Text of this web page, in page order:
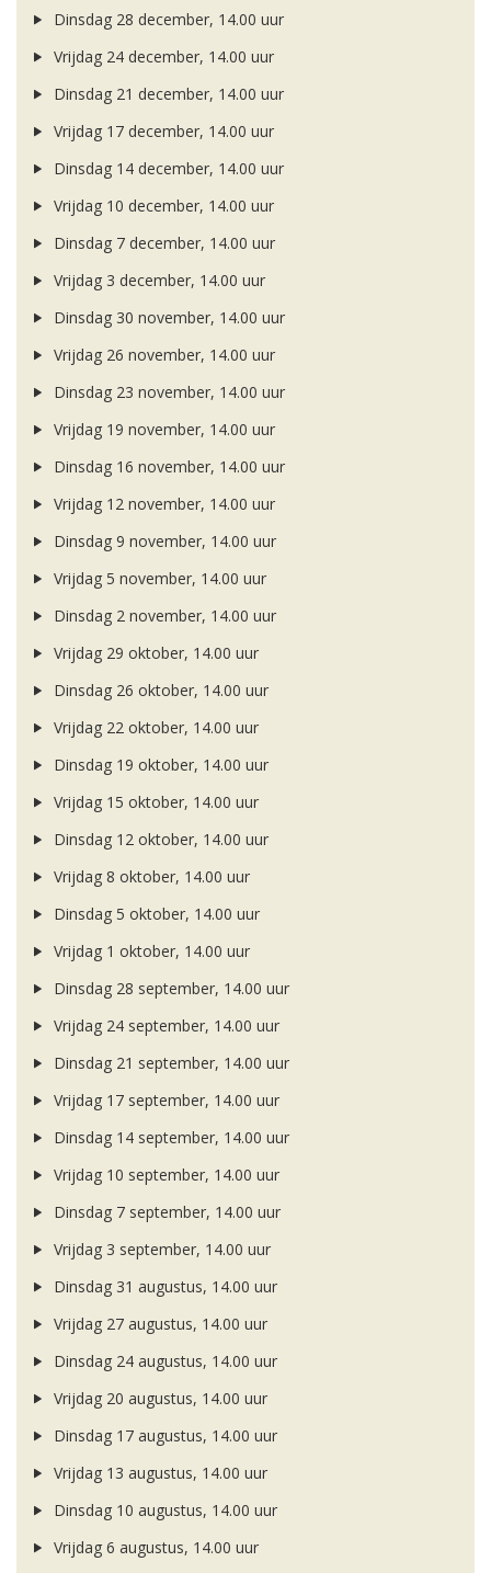
Dinsdag 28 december, 14.00 uur
Vrijdag 24 december, 14.00 uur
Dinsdag 21 december, 14.00 uur
Vrijdag 17 december, 14.00 uur
Dinsdag 14 december, 14.00 uur
Vrijdag 10 december, 14.00 uur
Dinsdag 7 december, 14.00 uur
Vrijdag 3 december, 14.00 uur
Dinsdag 30 november, 14.00 uur
Vrijdag 26 november, 14.00 uur
Dinsdag 23 november, 14.00 uur
Vrijdag 19 november, 14.00 uur
Dinsdag 16 november, 14.00 uur
Vrijdag 12 november, 14.00 uur
Dinsdag 9 november, 14.00 uur
Vrijdag 5 november, 14.00 uur
Dinsdag 2 november, 14.00 uur
Vrijdag 29 oktober, 14.00 uur
Dinsdag 26 oktober, 14.00 uur
Vrijdag 22 oktober, 14.00 uur
Dinsdag 19 oktober, 14.00 uur
Vrijdag 15 oktober, 14.00 uur
Dinsdag 12 oktober, 14.00 uur
Vrijdag 8 oktober, 14.00 uur
Dinsdag 5 oktober, 14.00 uur
Vrijdag 1 oktober, 14.00 uur
Dinsdag 28 september, 14.00 uur
Vrijdag 24 september, 14.00 uur
Dinsdag 21 september, 14.00 uur
Vrijdag 17 september, 14.00 uur
Dinsdag 14 september, 14.00 uur
Vrijdag 10 september, 14.00 uur
Dinsdag 7 september, 14.00 uur
Vrijdag 3 september, 14.00 uur
Dinsdag 31 augustus, 14.00 uur
Vrijdag 27 augustus, 14.00 uur
Dinsdag 24 augustus, 14.00 uur
Vrijdag 20 augustus, 14.00 uur
Dinsdag 17 augustus, 14.00 uur
Vrijdag 13 augustus, 14.00 uur
Dinsdag 10 augustus, 14.00 uur
Vrijdag 6 augustus, 14.00 uur